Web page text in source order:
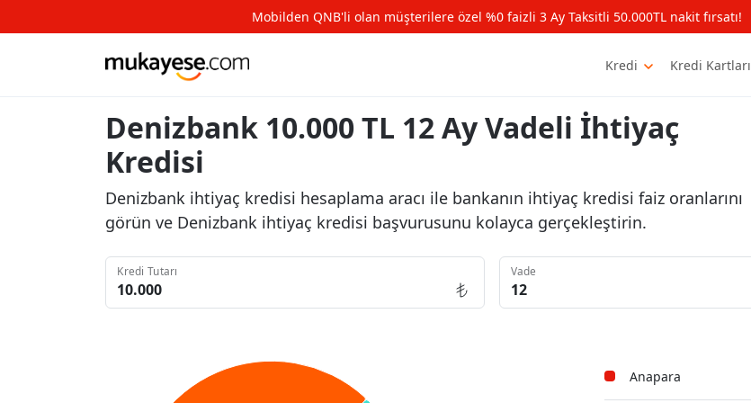
Mobilden QNB'li olan müşterilere özel %0 faizli 3 Ay Taksitli 50.000TL nakit fırsatı!
Kredi Kredi Kartları
Denizbank 10.000 TL 12 Ay Vadeli İhtiyaç
Kredisi
Denizbank ihtiyaç kredisi hesaplama aracı ile bankanın ihtiyaç kredisi faiz oranlarını
görün ve Denizbank ihtiyaç kredisi başvurusunu kolayca gerçekleştirin.
Kredi Tutarı Vade
Anapara